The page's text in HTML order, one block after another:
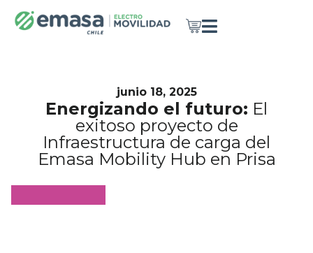
junio 18, 2025
Energizando el futuro: El
exitoso proyecto de
Infraestructura de carga del
Emasa Mobility Hub en Prisa